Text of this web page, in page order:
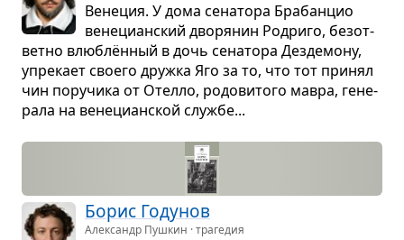
Вене­ция. У дома сена­тора Бра­бан­цио
вене­ци­ан­ский дво­ря­нин Родриго, без­от­
ветно влю­блён­ный в дочь сена­тора Дез­де­мону,
упре­кает сво­его дружка Яго за то, что тот при­нял
чин пору­чика от Отелло, родо­ви­того мавра, гене­
рала на вене­ци­ан­ской службе...
Борис Году­нов
Александр Пушкин · трагедия